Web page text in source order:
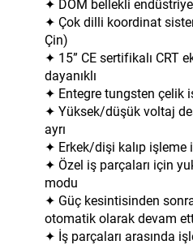
✦ DOM bellekli
✦ Çok dilli koordinat
Çin)
✦ 15” CE sertifikalı CRT
dayanıklı
✦ Entegre tungsten çelik
✦ Yüksek/düşük voltaj
ayrı
✦ Erkek/dişi kalıp işleme
✦ Özel iş parçaları için
modu
✦ Güç kesintisinden
otomatik olarak devam
✦ İş parçaları arasında